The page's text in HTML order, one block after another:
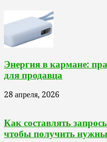
Энергия в кармане:
для продавца
28 апреля, 2026
Как составлять
чтобы получить